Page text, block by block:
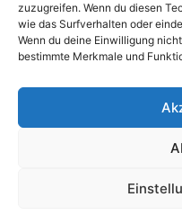
zuzugreifen. Wenn du diesen
wie das Surfverhalten oder
Wenn du deine Einwilligung
bestimmte Merkmale und